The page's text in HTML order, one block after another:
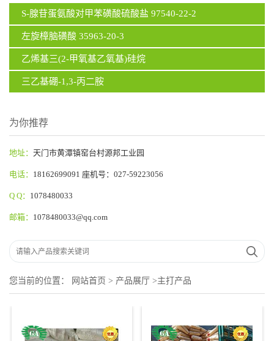
S-腺苷蛋氨酸对甲苯磺酸硫酸盐 97540-22-2
左旋樟脑磺酸 35963-20-3
乙烯基三(2-甲氧基乙氧基)硅烷
三乙基硼-1,3-丙二胺
为你推荐
地址： 天门市黄潭镇窑台村源邦工业园
电话： 18162699091 座机号：027-59223056
Q Q： 1078480033
邮箱： 1078480033@qq.com
您当前的位置： 网站首页 > 产品展厅 >主打产品